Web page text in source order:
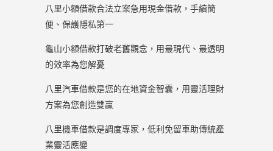
八里小額借款合法立案急用現金借款，手續簡
便、保護隱私第一
龜山小額借款打破老舊觀念，用最現代、最透明
的效率為您解憂
八里汽車借款是您的在地資金智囊，用靈活理財
方案為您創造雙贏
八里機車借款是調度專家，低利免留車助傳統產
業靈活應變